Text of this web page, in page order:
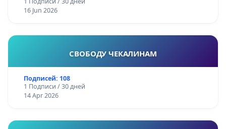
16 Jun 2026
СВОБОДУ ЧЕКАЛИНАМ
Подписей: 108
1 Подписи / 30 дней
14 Apr 2026